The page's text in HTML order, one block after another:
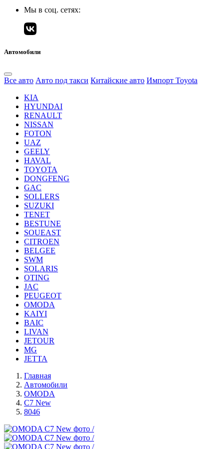
Мы в соц. сетях:
Автомобили
Все авто Авто под такси Китайские авто Импорт Toyota
KIA
HYUNDAI
RENAULT
NISSAN
FOTON
UAZ
GEELY
HAVAL
TOYOTA
DONGFENG
GAC
SOLLERS
SUZUKI
TENET
BESTUNE
SOUEAST
CITROEN
BELGEE
SWM
SOLARIS
OTING
JAC
PEUGEOT
OMODA
KAIYI
BAIC
LIVAN
JETOUR
MG
JETTA
Главная
Автомобили
OMODA
C7 New
8046